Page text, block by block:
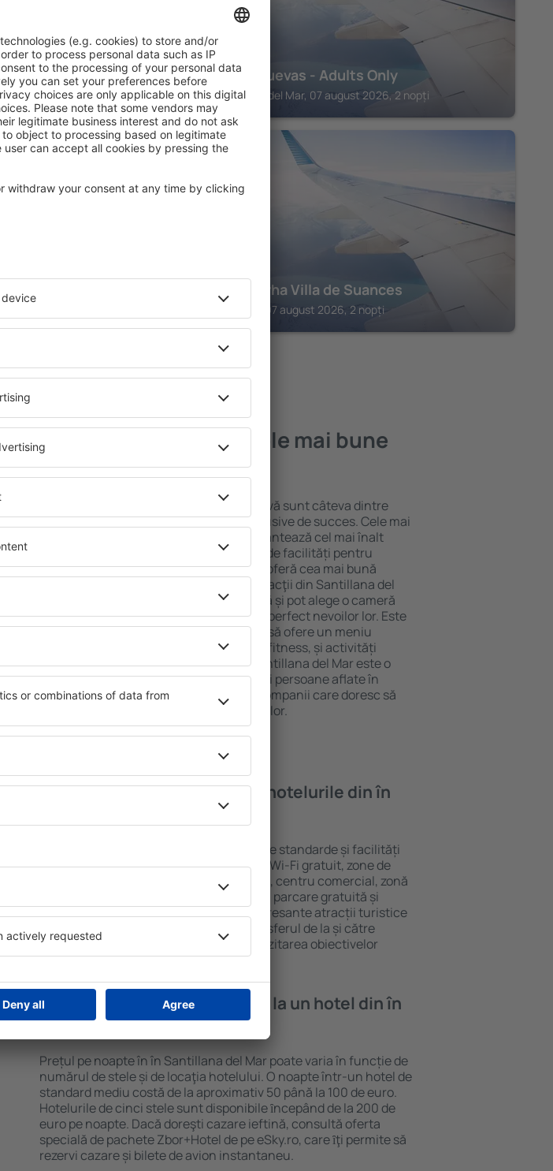
Organista
2026, 2 nopți
Hotel Cuevas - Adults Only
Santillana del Mar, 07 august 2026, 2 nopți
SUANCES
Hotel Arha Villa de Suances
Suances, 07 august 2026, 2 nopți
în Santillana del Mar
Santillana del Mar – cele mai bune
hoteluri
O varietate de servicii și o locație atractivă sunt câteva dintre
elementele cheie ale unui hotel All-Inclusive de succes. Cele mai
bune hoteluri din Santillana del Mar garantează cel mai înalt
standard pentru servicii și o gamă largă de facilități pentru
oaspeți. O cazare cu standarde ridicate oferă cea mai bună
locație, ȋn apropiere de principalele distracţii din Santillana del
Mar. Oaspeții pot folosi parcarea gratuită și pot alege o cameră
sau un apartament care să corespundă perfect nevoilor lor. Este
posibil ca hotelurile cu standarde ȋnalte să ofere un meniu
variabil, zone de wellness precum spa și fitness, și activități
pentru copii. Cea mai bună cazare în Santillana del Mar este o
alegere perfectă pentru cupluri, familii și persoane aflate în
călătorie de afaceri, precum și pentru companii care doresc să
organizeze evenimente pentru angajații lor.
Ce fel de facilităţi voi găsi ȋn hotelurile din în
Hotelurile în Santillana del Mar au diferite standarde și facilități
pentru oaspeți. Cele mai frecvente sunt Wi-Fi gratuit, zone de
wellness cu SPA, mini bar/seif în cameră, centru comercial, zonă
de luat masa, zonă de joacă pentru copii, parcare gratuită și
broșuri informative despre cele mai interesante atracții turistice
din zonă. Unele proprietăți includ și transferul de la și către
aeroport. Uneori, acestea încurajează vizitarea obiectivelor
turistice de top în Santillana del Mar.
Cât costă o noapte de cazare la un hotel din în
Santillana del Mar?
Prețul pe noapte în în Santillana del Mar poate varia în funcție de
numărul de stele și de locaţia hotelului. O noapte într-un hotel de
standard mediu costă de la aproximativ 50 până la 100 de euro.
Hotelurile de cinci stele sunt disponibile ȋncepând de la 200 de
euro pe noapte. Dacă doreşti cazare ieftină, consultă oferta
specială de pachete Zbor+Hotel de pe eSky.ro, care ȋţi permite să
rezervi cazare și bilete de avion instantaneu.